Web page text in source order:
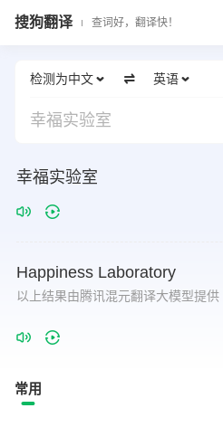
搜狗翻译 查词好，翻译快！
检测为中文 英语
幸福实验室
幸福实验室
Happiness Laboratory
以上结果由腾讯混元翻译大模型提供
常用